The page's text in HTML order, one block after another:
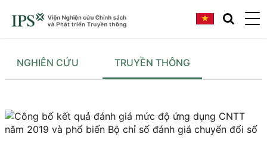
NGHIÊN CỨU TRUYỀN THÔNG